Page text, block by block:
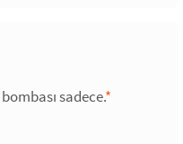
sadece.*